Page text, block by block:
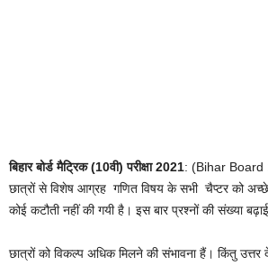
बिहार बोर्ड मैट्रिक (10वी) परीक्षा 2021: (Bihar Board
छात्रों से विशेष आग्रह गणित विषय के सभी चैप्टर को
कोई कटौती नहीं की गयी है। इस बार प्रश्नों की संख्या
छात्रों को विकल्प अधिक मिलने की संभावना हैं। किंतु उत्तर